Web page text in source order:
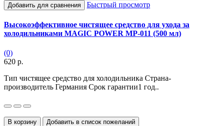
Добавить для сравнения
Быстрый просмотр
Высокоэффективное чистящее средство для ухода за
холодильниками MAGIC POWER MP-011 (500 мл)
(0)
620 р.
Тип чистящее средство для холодильника Страна-
производитель Германия Срок гарантии1 год..
В корзину
Добавить в список пожеланий